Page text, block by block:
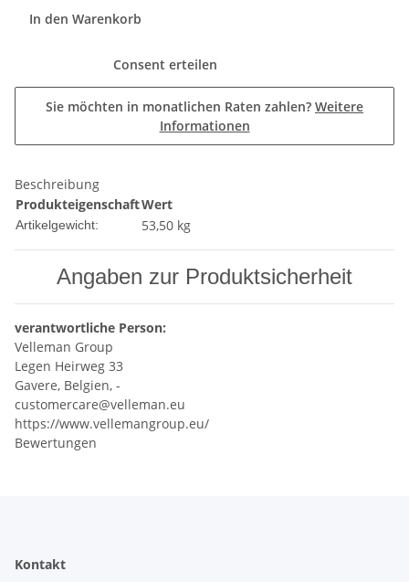
In den Warenkorb
Consent erteilen
Sie möchten in monatlichen Raten zahlen? Weitere
Informationen
Beschreibung
ProdukteigenschaftWert
Artikelgewicht: 53,50 kg
Angaben zur Produktsicherheit
verantwortliche Person:
Velleman Group
Legen Heirweg 33
Gavere, Belgien, -
customercare@velleman.eu
https://www.vellemangroup.eu/
Bewertungen
Kontakt